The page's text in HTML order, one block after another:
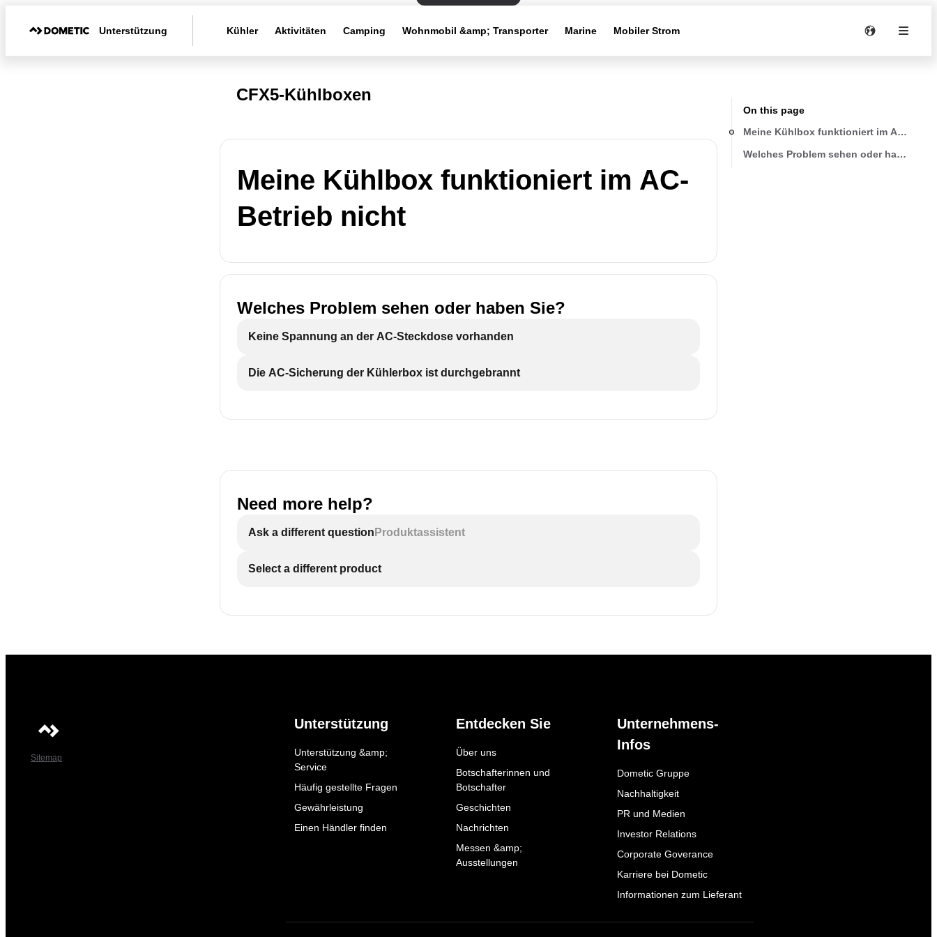
Unterstützung Kühler Aktivitäten Camping Wohnmobil &amp; Transporter Marine Mobiler Strom
CFX5-Kühlboxen
Meine Kühlbox funktioniert im AC-
Betrieb nicht
Welches Problem sehen oder haben Sie?
Keine Spannung an der AC-Steckdose vorhanden
Die AC-Sicherung der Kühlerbox ist durchgebrannt
Need more help?
Ask a different question Produktassistent
Select a different product
On this page
Meine Kühlbox funktioniert im AC-
Welches Problem sehen oder haben
Sitemap
Unterstützung
Unterstützung &amp;
Service
Häufig gestellte Fragen
Gewährleistung
Einen Händler finden
Entdecken Sie
Über uns
Botschafterinnen und
Botschafter
Geschichten
Nachrichten
Messen &amp;
Ausstellungen
Unternehmens-
Infos
Dometic Gruppe
Nachhaltigkeit
PR und Medien
Investor Relations
Corporate Goverance
Karriere bei Dometic
Informationen zum Lieferant